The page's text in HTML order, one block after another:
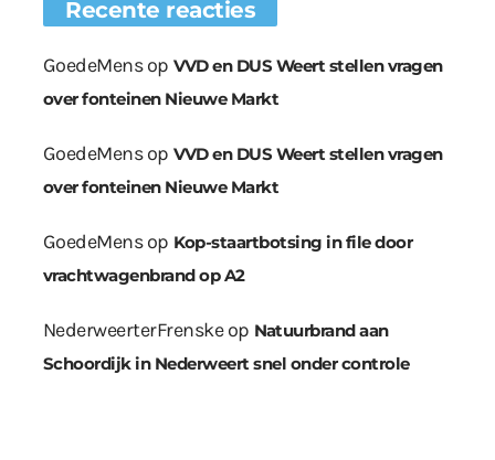
Recente reacties
GoedeMensop VVD en DUS Weert stellen vragen
over fonteinen Nieuwe Markt
GoedeMensop VVD en DUS Weert stellen vragen
over fonteinen Nieuwe Markt
GoedeMensop Kop-staartbotsing in file door
vrachtwagenbrand op A2
NederweerterFrenskeop Natuurbrand aan
Schoordijk in Nederweert snel onder controle